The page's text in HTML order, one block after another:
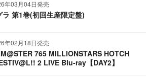
年03月04日発売
ラ 第1巻(初回生産限定盤)
年02月18日発売
765 MILLIONSTARS HOTCH
2 LIVE Blu-ray【DAY2】